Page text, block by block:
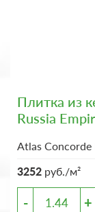
Плитка из
Russia
Atlas Concorde
3252 руб./м²
- +